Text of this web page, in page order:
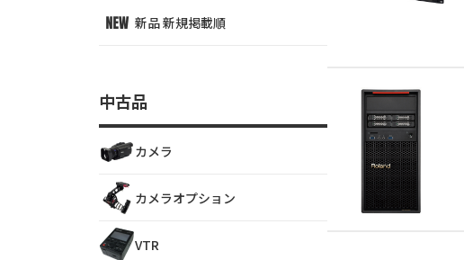
新品 新規掲載順
中古品
カメラ
カメラオプション
VTR